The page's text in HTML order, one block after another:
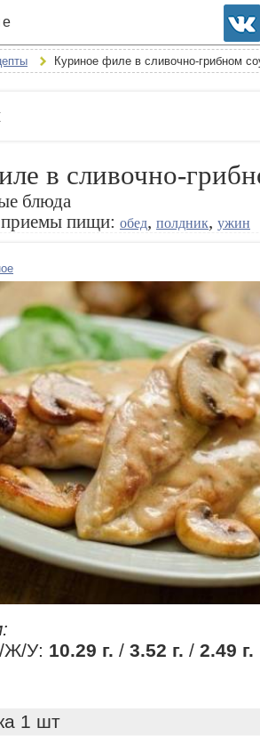
Куриное филе в сливочно-грибном
в сливочно-
блюда
пищи: обед, полдник, ужин
Ж/У: 10.29 г. / 3.52 г. / 2.49 г.
1 шт